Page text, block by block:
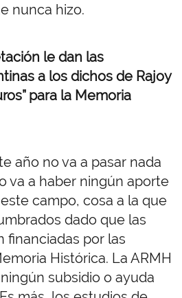
nunca hizo.
le dan las
a los dichos de Rajoy
para la Memoria
año no va a pasar nada
va a haber ningún aporte
campo, cosa a la que
dado que las
financiadas por las
Histórica. La ARMH
subsidio o ayuda